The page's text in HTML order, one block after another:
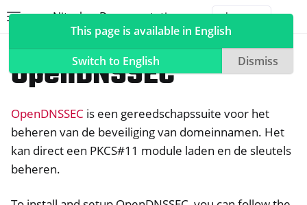
Nitrokey Documentation
navigation of Nitrokeys
navigation of NitroPad, NitroPC
navigation of NitroTelefoon, NitroTablet
OpenDNSSEC
OpenDNSSEC is een gereedschapssuite voor het
beheren van de beveiliging van domeinnamen. Het
kan direct een PKCS#11 module laden en de sleutels
beheren.
This page is available in English
Switch to English
Dismiss